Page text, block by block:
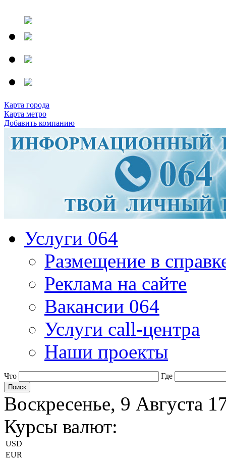
Карта города
Карта метро
Добавить компанию
Услуги 064
Размещение в
Реклама на сайте
Вакансии 064
Услуги call-центра
Наши проекты
Что Где
Воскресенье, 9 Августа
Курсы валют:
USD
EUR